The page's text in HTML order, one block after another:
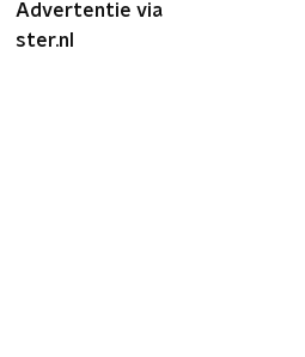
Advertentie via
ster.nl